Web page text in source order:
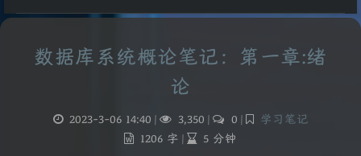
数据库系统概论笔记：第一章:绪
论
2023-3-06 14:40 | 3,350 | 0 |
学习笔记
1206 字 | 5 分钟